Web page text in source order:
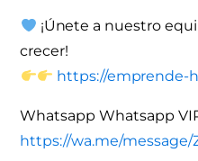
¡Únete a nuestro
crecer!
https://emprende-
Whatsapp Whatsapp
https://wa.me/message/